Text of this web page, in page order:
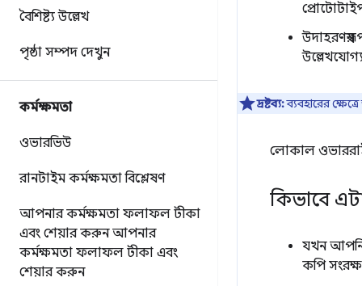
বৈশিষ্ট্য উল্লেখ
পৃষ্ঠা সম্পদ দেখুন
কর্মক্ষমতা
ওভারভিউ
রানটাইম কর্মক্ষমতা বিশ্লেষণ
আপনার কর্মক্ষমতা ফলাফল টীকা
এবং শেয়ার করুনআপনার
কর্মক্ষমতা ফলাফল টীকা এবং
শেয়ার করুন
দ্রষ্টব্য:ব্যবহারের
লোকাল
কিভাবে
যখন আপনি
কপি